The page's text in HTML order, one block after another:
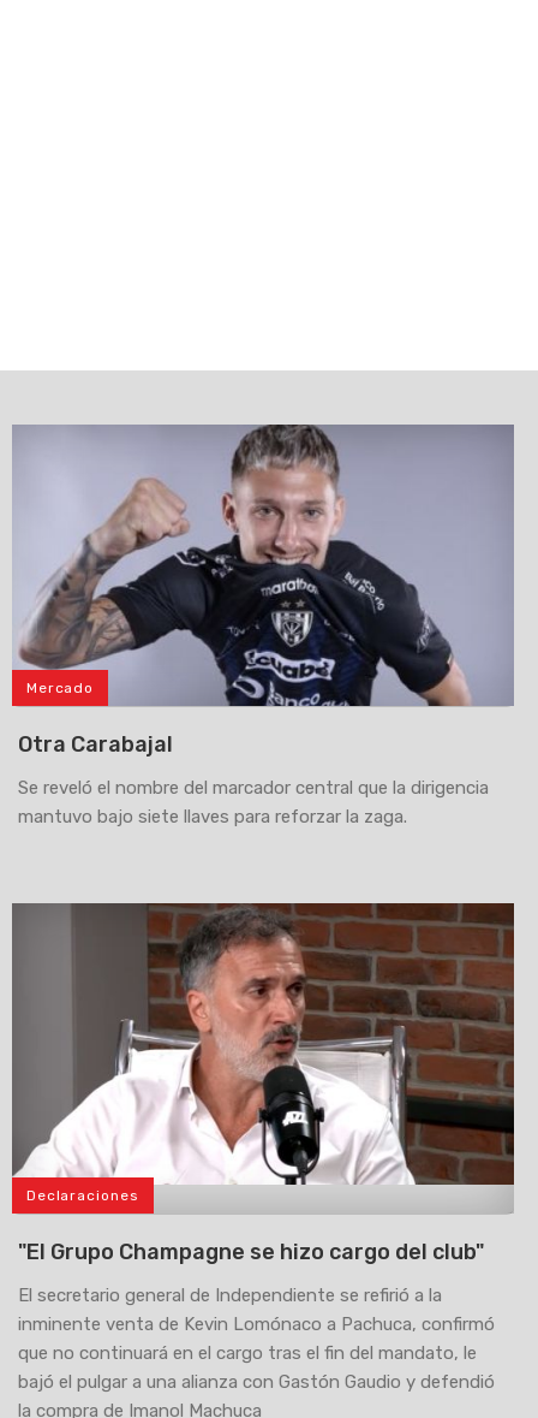
Mercado
Otra Carabajal
Se reveló el nombre del marcador central que la dirigencia
mantuvo bajo siete llaves para reforzar la zaga.
Declaraciones
"El Grupo Champagne se hizo cargo del club"
El secretario general de Independiente se refirió a la
inminente venta de Kevin Lomónaco a Pachuca, confirmó
que no continuará en el cargo tras el fin del mandato, le
bajó el pulgar a una alianza con Gastón Gaudio y defendió
la compra de Imanol Machuca